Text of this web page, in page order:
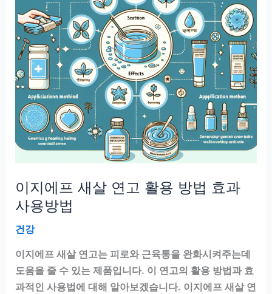
이지에프 새살 연고 활용 방법 효과
사용방법
건강
이지에프 새살 연고는 피로와 근육통을 완화시켜주는데
도움을 줄 수 있는 제품입니다. 이 연고의 활용 방법과 효
과적인 사용법에 대해 알아보겠습니다. 이지에프 새살 연